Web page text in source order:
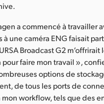
Zealand
a commencé à travailler
à une caméra ENG faisait
Broadcast G2
pour faire mon travail »,
options de
de tous les ports de
mon workflow, tels que des